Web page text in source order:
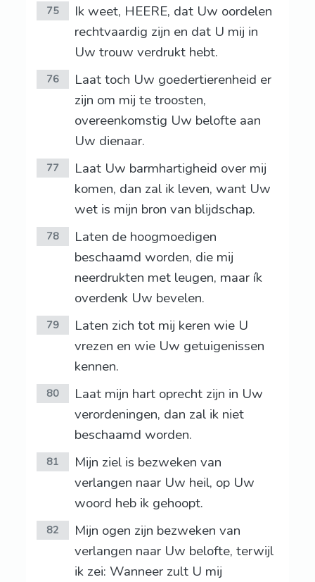
75
Ik weet, HEERE, dat Uw oordelen
rechtvaardig zijn en dat U mij in
Uw trouw verdrukt hebt.
76
Laat toch Uw goedertierenheid er
zijn om mij te troosten,
overeenkomstig Uw belofte aan
Uw dienaar.
77
Laat Uw barmhartigheid over mij
komen, dan zal ik leven, want Uw
wet is mijn bron van blijdschap.
78
Laten de hoogmoedigen
beschaamd worden, die mij
neerdrukten met leugen, maar ík
overdenk Uw bevelen.
79
Laten zich tot mij keren wie U
vrezen en wie Uw getuigenissen
kennen.
80
Laat mijn hart oprecht zijn in Uw
verordeningen, dan zal ik niet
beschaamd worden.
81
Mijn ziel is bezweken van
verlangen naar Uw heil, op Uw
woord heb ik gehoopt.
82
Mijn ogen zijn bezweken van
verlangen naar Uw belofte, terwijl
ik zei: Wanneer zult U mij